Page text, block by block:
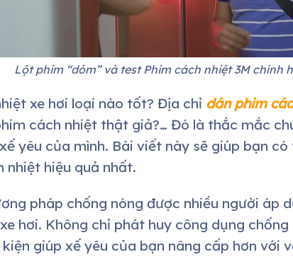
Lột phim “dỏm” và test Phim cách nhiệt 3M chính
xe hơi loại nào tốt? Địa chỉ dán phim
cách nhiệt thật giả?… Đó là thắc mắc
yêu của mình. Bài viết này sẽ giúp bạn
nhiệt hiệu quả nhất.
pháp chống nóng được nhiều người áp
hơi. Không chỉ phát huy công dụng
giúp xế yêu của bạn nâng cấp hơn với